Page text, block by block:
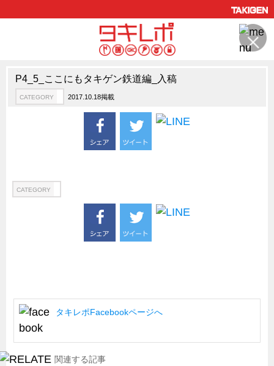
CATEGORY
新製品ロケットニュース
ハイセキュリティ錠前TAKシリーズ
試作・特注品の事例集
SDGs配慮・脱炭素
P4_5_ここにもタキゲン鉄道編_入稿
CATEGORY 2017.10.18掲載
CATEGORY
タキレポFacebookページへ
関連する記事